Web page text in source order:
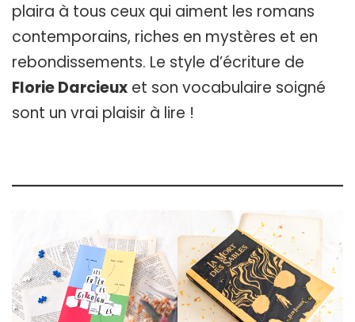
plaira à tous ceux qui aiment les romans
contemporains, riches en mystères et en
rebondissements. Le style d’écriture de
Florie Darcieux et son vocabulaire soigné
sont un vrai plaisir à lire !